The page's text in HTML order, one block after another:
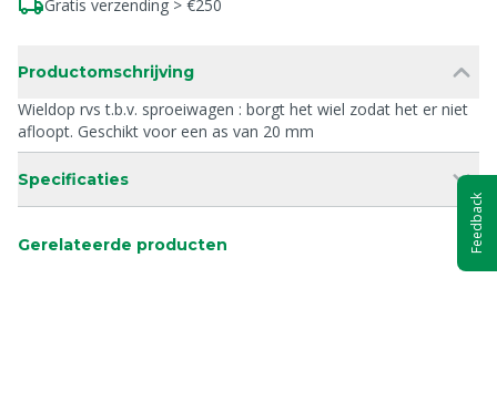
Gratis verzending > €250
Productomschrijving
Wieldop rvs t.b.v. sproeiwagen : borgt het wiel zodat het er niet
afloopt. Geschikt voor een as van 20 mm
Specificaties
Gerelateerde producten Feedback